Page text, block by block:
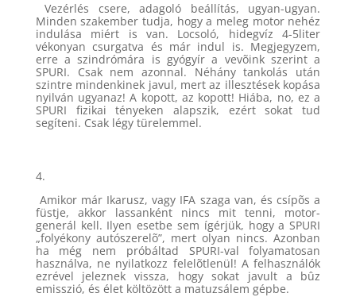
Vezérlés csere, adagoló beállítás, ugyan-ugyan.
Minden szakember tudja, hogy a meleg motor nehéz
indulása miért is van. Locsoló, hidegvíz 4-5liter
vékonyan csurgatva és már indul is. Megjegyzem,
erre a szindrómára is gyógyír a vevõink szerint a
SPURI. Csak nem azonnal. Néhány tankolás után
szintre mindenkinek javul, mert az illesztések kopása
nyilván ugyanaz! A kopott, az kopott! Hiába, no, ez a
SPURI fizikai tényeken alapszik, ezért sokat tud
segíteni. Csak légy türelemmel.
4.
Amikor már Ikarusz, vagy IFA szaga van, és csípõs a
füstje, akkor lassanként nincs mit tenni, motor-
generál kell. Ilyen esetbe sem ígérjük, hogy a SPURI
„folyékony autószerelõ”, mert olyan nincs. Azonban
ha még nem próbáltad SPURI-val folyamatosan
használva, ne nyilatkozz felelõtlenül! A felhasználók
ezrével jeleznek vissza, hogy sokat javult a bûz
emisszió, és élet költözött a matuzsálem gépbe.